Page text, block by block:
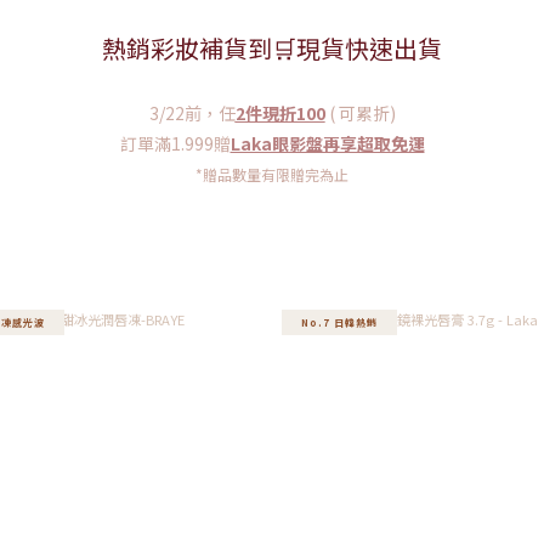
熱銷彩妝補貨到🛒現貨快速出貨
3/22前，任2件現折100( 可累折)
訂單滿1.999贈Laka眼影盤再享超取免運
*贈品數量有限贈完為止
感光波 No.7 日韓熱銷